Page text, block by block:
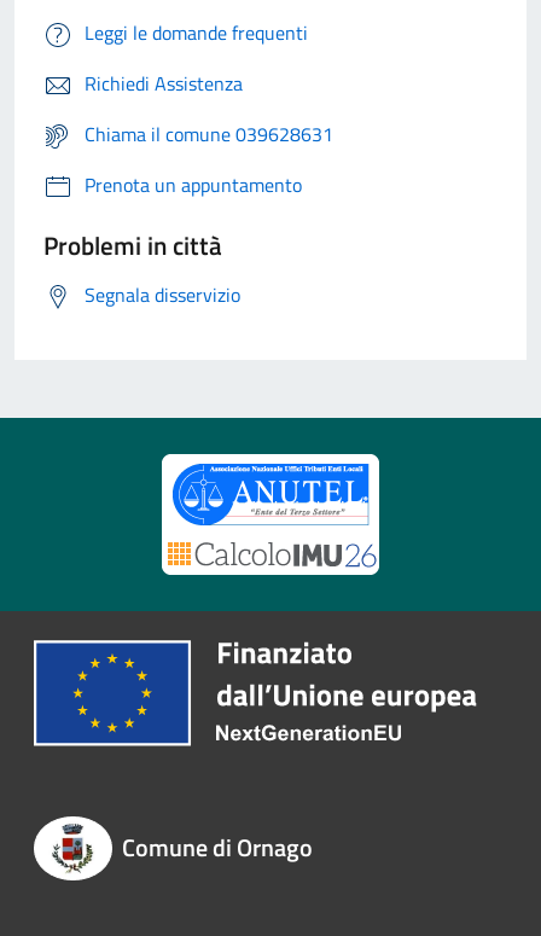
Leggi le domande frequenti
Richiedi Assistenza
Chiama il comune 039628631
Prenota un appuntamento
Problemi in città
Segnala disservizio
Comune di Ornago